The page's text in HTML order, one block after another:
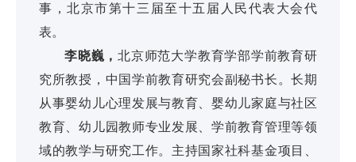
事，北京市第十三届至十五届人民代表大会代
表。
李晓巍，北京师范大学教育学部学前教育研
究所教授，中国学前教育研究会副秘书长。长期
从事婴幼儿心理发展与教育、婴幼儿家庭与社区
教育、幼儿园教师专业发展、学前教育管理等领
域的教学与研究工作。主持国家社科基金项目、